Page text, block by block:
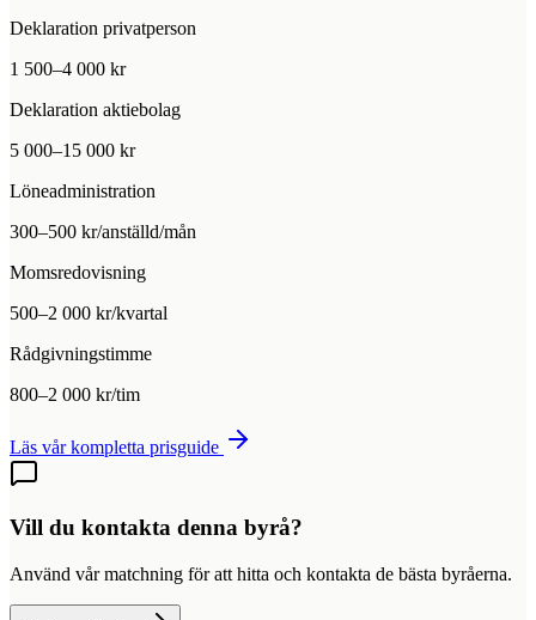
Deklaration privatperson
1 500–4 000 kr
Deklaration aktiebolag
5 000–15 000 kr
Löneadministration
300–500 kr/anställd/mån
Momsredovisning
500–2 000 kr/kvartal
Rådgivningstimme
800–2 000 kr/tim
Läs vår kompletta prisguide
Vill du kontakta denna byrå?
Använd vår matchning för att hitta och kontakta de bästa byråerna.